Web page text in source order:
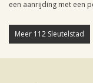
een aanrijding met een
Meer 112 Sleutelstad